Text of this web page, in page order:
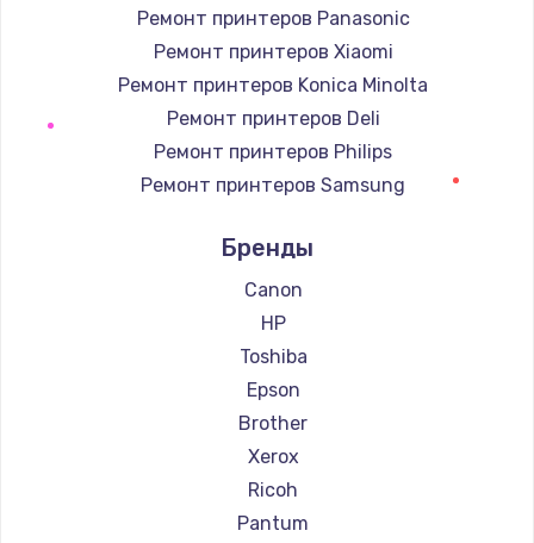
1300 руб.
Заказать
Ремонт системной платы
700 руб.
Заказать
Чистка сотового телефона
550 руб.
Заказать
Ремонт принтеров Panasonic
Ремонт принтеров Xiaomi
Ремонт принтеров Konica Minolta
Ремонт принтеров Deli
Ремонт принтеров Philips
Ремонт принтеров Samsung
Ремонт принтеров Lexmark
Ремонт принтеров Sharp
Ремонт принтеров TSC
Ремонт принтеров Fujitsu
Ремонт принтеров Godex
Бренды
Canon
HP
Toshiba
Epson
Brother
Xerox
Ricoh
Pantum